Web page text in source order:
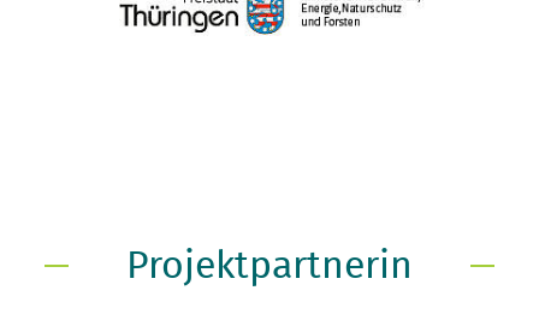
Projektpartnerin